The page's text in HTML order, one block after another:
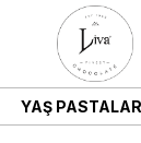
YAŞ PASTALAR